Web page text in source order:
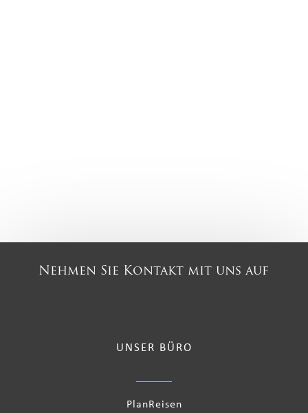
Nehmen Sie Kontakt mit uns auf
UNSER BÜRO
PlanReisen